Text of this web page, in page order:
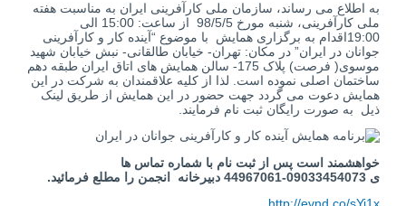
به اطلاع می رساند، سازمان ملی کارآفرینی ایران به مناسبت هفته
ملی کارآفرینی، شنبه مورخ 98/5/5 از ساعت: 15:00 الی
19:00اقدام به برگزاری همایش با موضوع “آینده کار و کارآفرینی
جوانان در ایران” در مکان: تهران- خیابان طالقانی- نبش خیابان شهید
موسوی( فرصت) پلاک 175- سالن همایش های اتاق ایران طبقه دهم
ساختمان اصلی نموده است. لذا از کلیه علاقمندان به شرکت در این
همایش دعوت می گردد جهت حضور در این همایش از طریق لینک
ذیل به صورت رایگان ثبت نام فرمایند.
خواهشمند است پس از ثبت نام با شماره تماس ها
ی 09033454073-44967061 دبیرخانه
انجمن را مطلع فرمائید.